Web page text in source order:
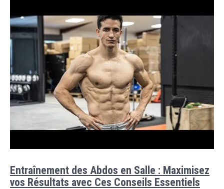
Entraînement des Abdos en Salle : Maximisez
vos Résultats avec Ces Conseils Essentiels